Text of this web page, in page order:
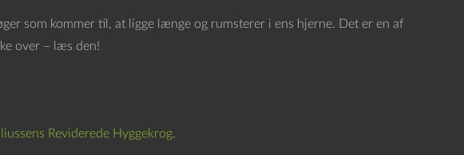
som kommer til, at ligge længe og rumsterer i ens hjerne. Det er en af
over – læs den!
Reviderede Hyggekrog.